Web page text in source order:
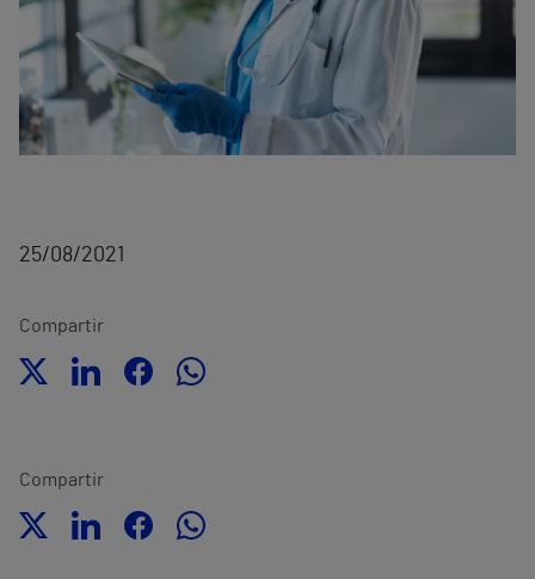
25/08/2021
Compartir
Compartir